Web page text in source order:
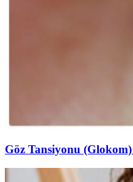
Göz Tansiyonu